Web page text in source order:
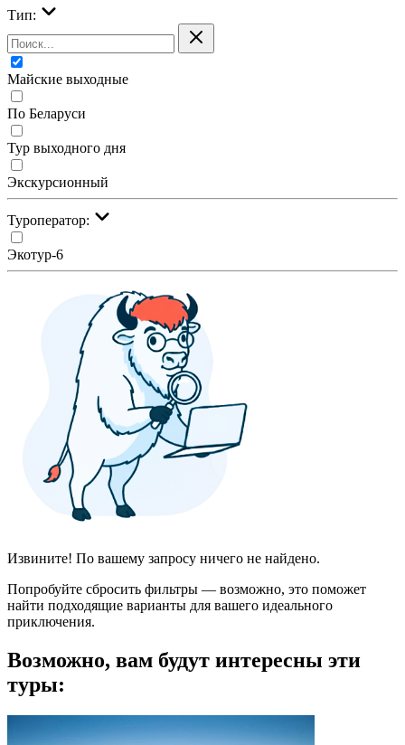
Тип:
Майские выходные
По Беларуси
Тур выходного дня
Экскурсионный
Туроператор:
Экотур-6
Извините! По вашему запросу ничего не найдено.
Попробуйте сбросить фильтры — возможно, это поможет
найти подходящие варианты для вашего идеального
приключения.
Возможно, вам будут интересны эти
туры: